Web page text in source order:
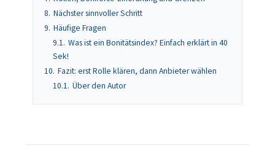
8. Nächster sinnvoller Schritt
9. Häufige Fragen
9.1. Was ist ein Bonitätsindex? Einfach erklärt in 40
Sek!
10. Fazit: erst Rolle klären, dann Anbieter wählen
10.1. Über den Autor